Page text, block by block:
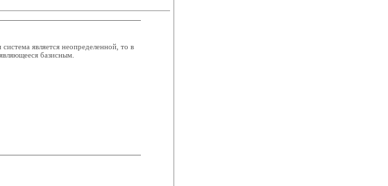
является неопределенной, то в
базисным.